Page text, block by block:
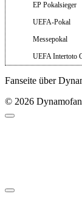
EP Pokalsieger
UEFA-Pokal
Messepokal
UEFA Intertoto
Fanseite über
© 2026